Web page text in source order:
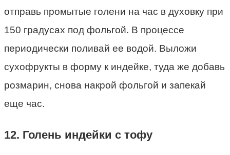
отправь промытые голени на час в духовку при
150 градусах под фольгой. В процессе
периодически поливай ее водой. Выложи
сухофрукты в форму к индейке, туда же добавь
розмарин, снова накрой фольгой и запекай
еще час.
12. Голень индейки с тофу